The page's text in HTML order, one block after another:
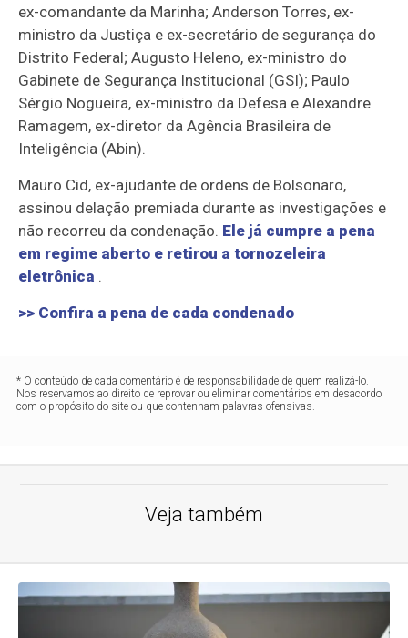
ex-comandante da Marinha; Anderson Torres, ex-
ministro da Justiça e ex-secretário de segurança do
Distrito Federal; Augusto Heleno, ex-ministro do
Gabinete de Segurança Institucional (GSI); Paulo
Sérgio Nogueira, ex-ministro da Defesa e Alexandre
Ramagem, ex-diretor da Agência Brasileira de
Inteligência (Abin).
Mauro Cid, ex-ajudante de ordens de Bolsonaro,
assinou delação premiada durante as investigações e
não recorreu da condenação. Ele já cumpre a pena
em regime aberto e retirou a tornozeleira
eletrônica .
>> Confira a pena de cada condenado
* O conteúdo de cada comentário é de responsabilidade de quem realizá-lo.
Nos reservamos ao direito de reprovar ou eliminar comentários em desacordo
com o propósito do site ou que contenham palavras ofensivas.
Veja também